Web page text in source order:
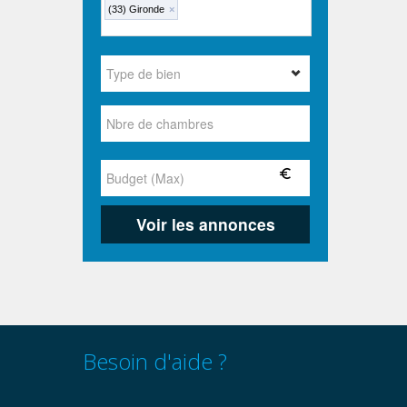
(33) Gironde ×
Besoin d'aide ?